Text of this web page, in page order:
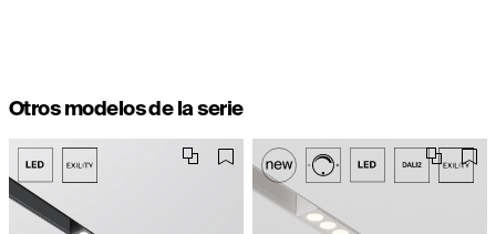
Otros modelos de la serie